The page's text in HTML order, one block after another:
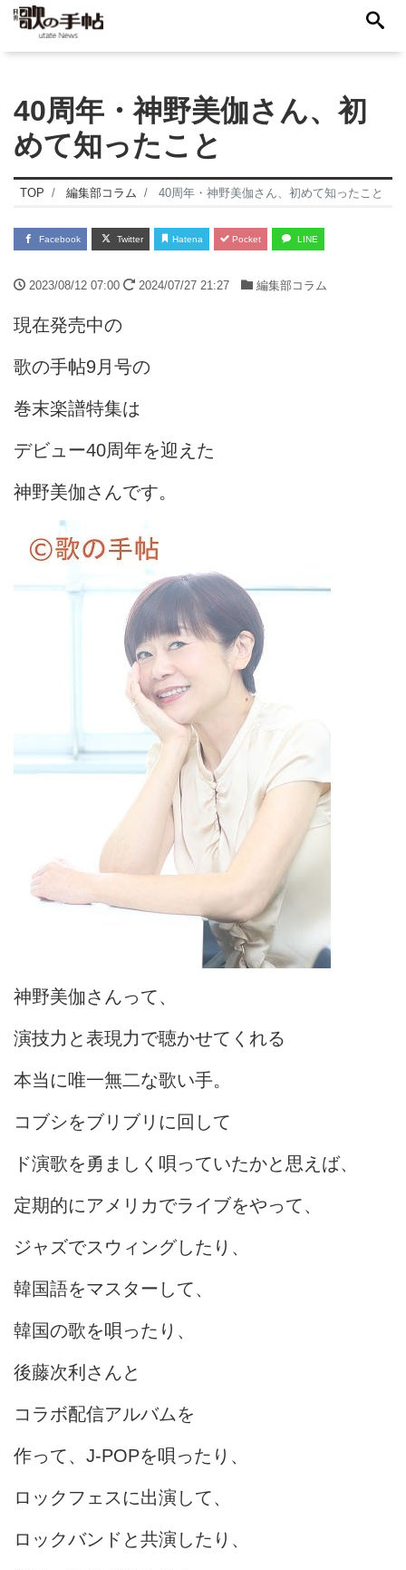
40周年・神野美伽さん、初
めて知ったこと
TOP 編集部コラム 40周年・神野美伽さん、初めて知ったこと
Facebook Twitter Hatena Pocket LINE
2023/08/12 07:00 2024/07/27 21:27 編集部コラム
現在発売中の
歌の手帖9月号の
巻末楽譜特集は
デビュー40周年を迎えた
神野美伽さんです。
神野美伽さんって、
演技力と表現力で聴かせてくれる
本当に唯一無二な歌い手。
コブシをブリブリに回して
ド演歌を勇ましく唄っていたかと思えば、
定期的にアメリカでライブをやって、
ジャズでスウィングしたり、
韓国語をマスターして、
韓国の歌を唄ったり、
後藤次利さんと
コラボ配信アルバムを
作って、J-POPを唄ったり、
ロックフェスに出演して、
ロックバンドと共演したり、